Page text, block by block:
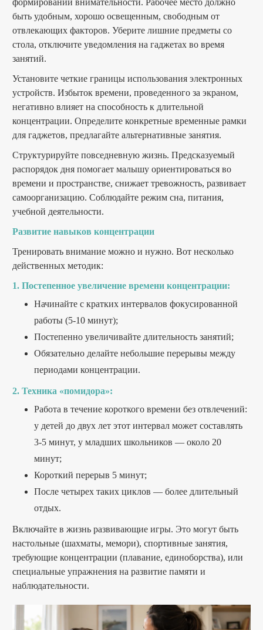
формировании внимательности. Рабочее место должно
быть удобным, хорошо освещенным, свободным от
отвлекающих факторов. Уберите лишние предметы со
стола, отключите уведомления на гаджетах во время
занятий.
Установите четкие границы использования электронных
устройств. Избыток времени, проведенного за экраном,
негативно влияет на способность к длительной
концентрации. Определите конкретные временные рамки
для гаджетов, предлагайте альтернативные занятия.
Структурируйте повседневную жизнь. Предсказуемый
распорядок дня помогает малышу ориентироваться во
времени и пространстве, снижает тревожность, развивает
самоорганизацию. Соблюдайте режим сна, питания,
учебной деятельности.
Развитие навыков концентрации
Тренировать внимание можно и нужно. Вот несколько
действенных методик:
1. Постепенное увеличение времени концентрации:
Начинайте с кратких интервалов фокусированной
работы (5-10 минут);
Постепенно увеличивайте длительность занятий;
Обязательно делайте небольшие перерывы между
периодами концентрации.
2. Техника «помидора»:
Работа в течение короткого времени без отвлечений:
у детей до двух лет этот интервал может составлять
3-5 минут, у младших школьников — около 20
минут;
Короткий перерыв 5 минут;
После четырех таких циклов — более длительный
отдых.
Включайте в жизнь развивающие игры. Это могут быть
настольные (шахматы, мемори), спортивные занятия,
требующие концентрации (плавание, единоборства), или
специальные упражнения на развитие памяти и
наблюдательности.